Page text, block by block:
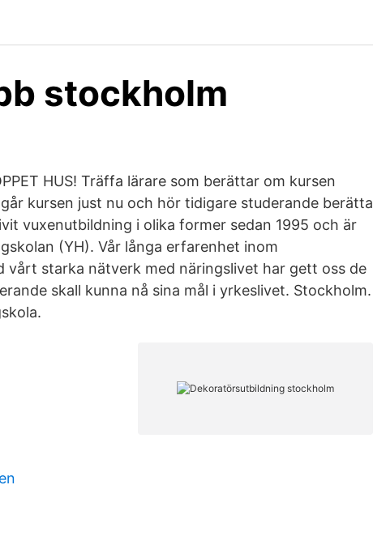
stockholm
HUS! Träffa lärare som berättar om kursen
kursen just nu och hör tidigare studerande berätta
vuxenutbildning i olika former sedan 1995 och är
(YH). Vår långa erfarenhet inom
vårt starka nätverk med näringslivet har gett oss de
skall kunna nå sina mål i yrkeslivet. Stockholm.